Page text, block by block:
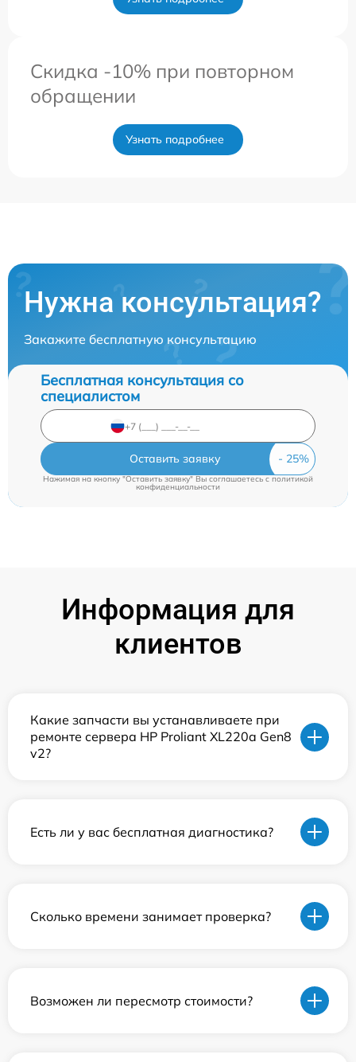
Скидка -10% при повторном
обращении
Узнать подробнее
Нужна консультация?
Закажите бесплатную консультацию
Бесплатная консультация со
специалистом
Оставить заявку
Нажимая на кнопку "Оставить заявку" Вы соглашаетесь c политикой
конфиденциальности
Информация для
клиентов
Какие запчасти вы устанавливаете при
ремонте сервера HP Proliant XL220a Gen8
v2?
Есть ли у вас бесплатная диагностика?
Сколько времени занимает проверка?
Возможен ли пересмотр стоимости?